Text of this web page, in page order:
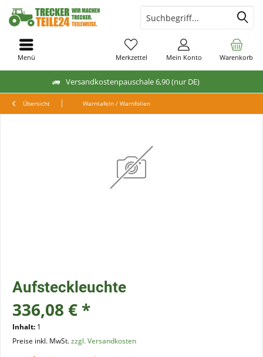
Versandkostenpauschale 6,90 (nur DE)
Warenkorb
Merkzettel Mein Konto
Menü
Übersicht Warntafeln / Warnfolien
Aufsteckleuchte
336,08 € *
Inhalt: 1
Preise inkl. MwSt.zzgl. Versandkosten